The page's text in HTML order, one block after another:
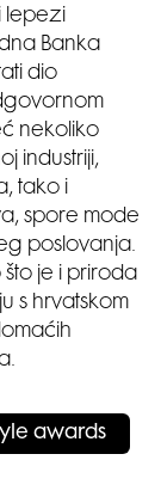
lepezi
Banka
dio
nekoliko
industriji,
tako i
spore mode
poslovanja.
je i priroda
s hrvatskom
awards